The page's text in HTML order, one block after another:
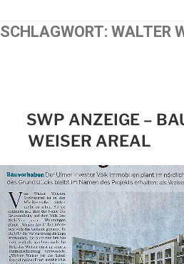
SCHLAGWORT: WALTER
SWP ANZEIGE –
WEISER AREAL